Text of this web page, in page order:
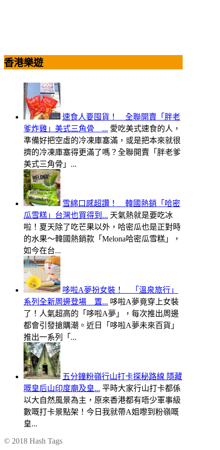
香港樂遊
速食人要囤貨！ 全聯開賣「胖老
爹炸雞」美式三角骨 ... 愛吃美式速食的人，
準備好把空虛的冷凍庫塞滿，或是把本來就很
擠的冷凍庫塞得更滿了嗎？全聯開賣「胖老爹
美式三角骨」...
雪綿口感超讚！ 韓國熱銷「哈密
瓜雪糕」台灣也買得到... 天氣熱就是要吃冰
啦！夏天除了吃芒果以外，哈密瓜也是正對時
的水果～韓國熱銷款「Melona哈密瓜雪糕」，
如今在台...
哆啦A夢扮女裝！ 「溫泉旅行」
系列全新周邊登場 置... 哆啦A夢竟穿上女裝
了！人氣超高的「哆啦A夢」，每次推出周邊
都會引發搶購潮。近日「哆啦A夢未來百貨」
推出一系列「...
五分鐘粉嶺行山打卡探秘路線 隱藏
嘅皇后山印度廟及皇... 平時大家行山打卡都係
以大自然風景為主，原來香港都有唔少軍事級
數嘅打卡景點架！今日我就帶A姐嚟到粉嶺嘅
皇...
© 2018 Hash Tags